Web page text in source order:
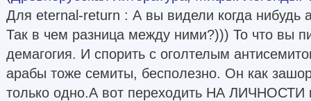
Для eternal-return : А вы видели когда нибудь
Так в чем разница между ними?))) То что вы
демагогия. И спорить с оголтелым
арабы тоже семиты, бесполезно. Он как
только одно.А вот переходить НА ЛИЧНОСТИ